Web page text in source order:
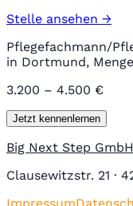
Stelle ansehen →
Pflegefachmann/
in Dortmund,
3.200 – 4.500 €
Jetzt kennenlernen
Big Next Step GmbH
Clausewitzstr. 21 ·